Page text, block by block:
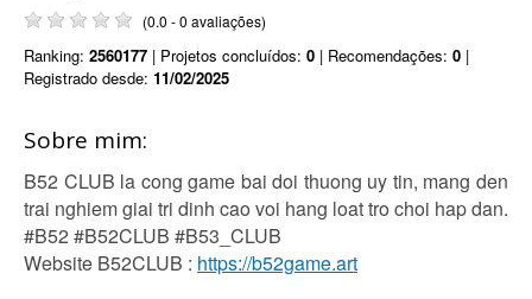
(0.0 - 0 avaliações)
Ranking: 2560177 | Projetos concluídos: 0 | Recomendações: 0 |
Registrado desde: 11/02/2025
Sobre mim:
B52 CLUB la cong game bai doi thuong uy tin, mang den
trai nghiem giai tri dinh cao voi hang loat tro choi hap dan.
#B52 #B52CLUB #B53_CLUB
Website B52CLUB : https://b52game.art